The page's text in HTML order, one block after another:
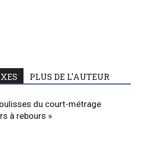
PLUS DE L'AUTEUR
du court-métrage
à rebours »